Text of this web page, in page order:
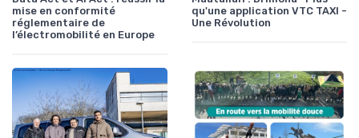
mise en conformité
réglementaire de
l’électromobilité en Europe
qu'une application VTC TAXI -
Une Révolution